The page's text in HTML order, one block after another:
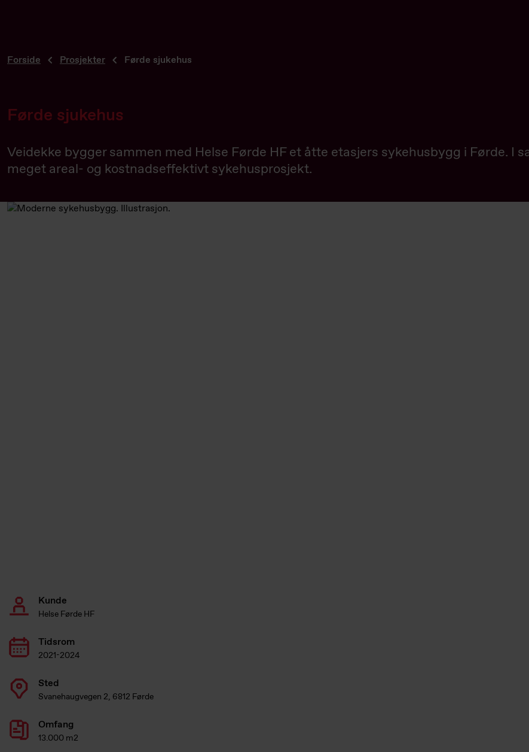
Forside Prosjekter Førde sjukehus
Førde sjukehus
Veidekke bygger sammen med Helse Førde HF et åtte etasjers sykehusbygg i Førde. I
meget areal- og kostnadseffektivt sykehusprosjekt.
Kunde
Helse Førde HF
Tidsrom
2021-2024
Sted
Svanehaugvegen 2, 6812 Førde
Omfang
13.000 m2